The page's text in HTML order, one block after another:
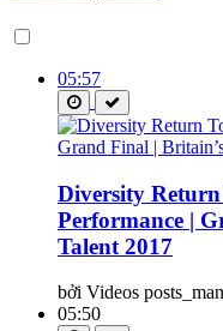
05:57
Diversity
Performance |
Talent 2017
bởi Videos posts_man
05:50